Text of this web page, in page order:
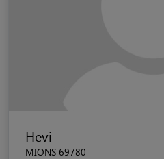
Hevi
MIONS 69780